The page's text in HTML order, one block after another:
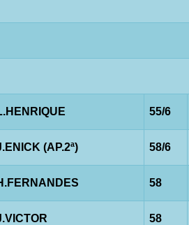
55/6
(AP.2ª) 58/6
58
58